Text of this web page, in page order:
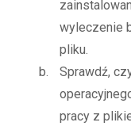
wyleczenie
pliku.
Sprawdź,
pracy z